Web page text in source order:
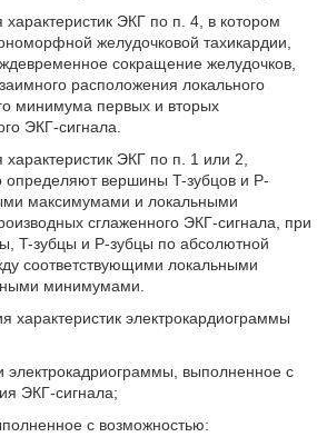
ЭКГ по п. 4, в котором
желудочковой тахикардии,
сокращение желудочков,
расположения локального
минимума первых и вторых
ЭКГ-сигнала.
ЭКГ по п. 1 или 2,
вершины T-зубцов и P-
максимумами и локальными
сглаженного ЭКГ-сигнала, при
T-зубцы и P-зубцы по абсолютной
соответствующими локальными
минимумами.
характеристик электрокардиограммы
электрокадриограммы, выполненное с
ЭКГ-сигнала;
с возможностью: